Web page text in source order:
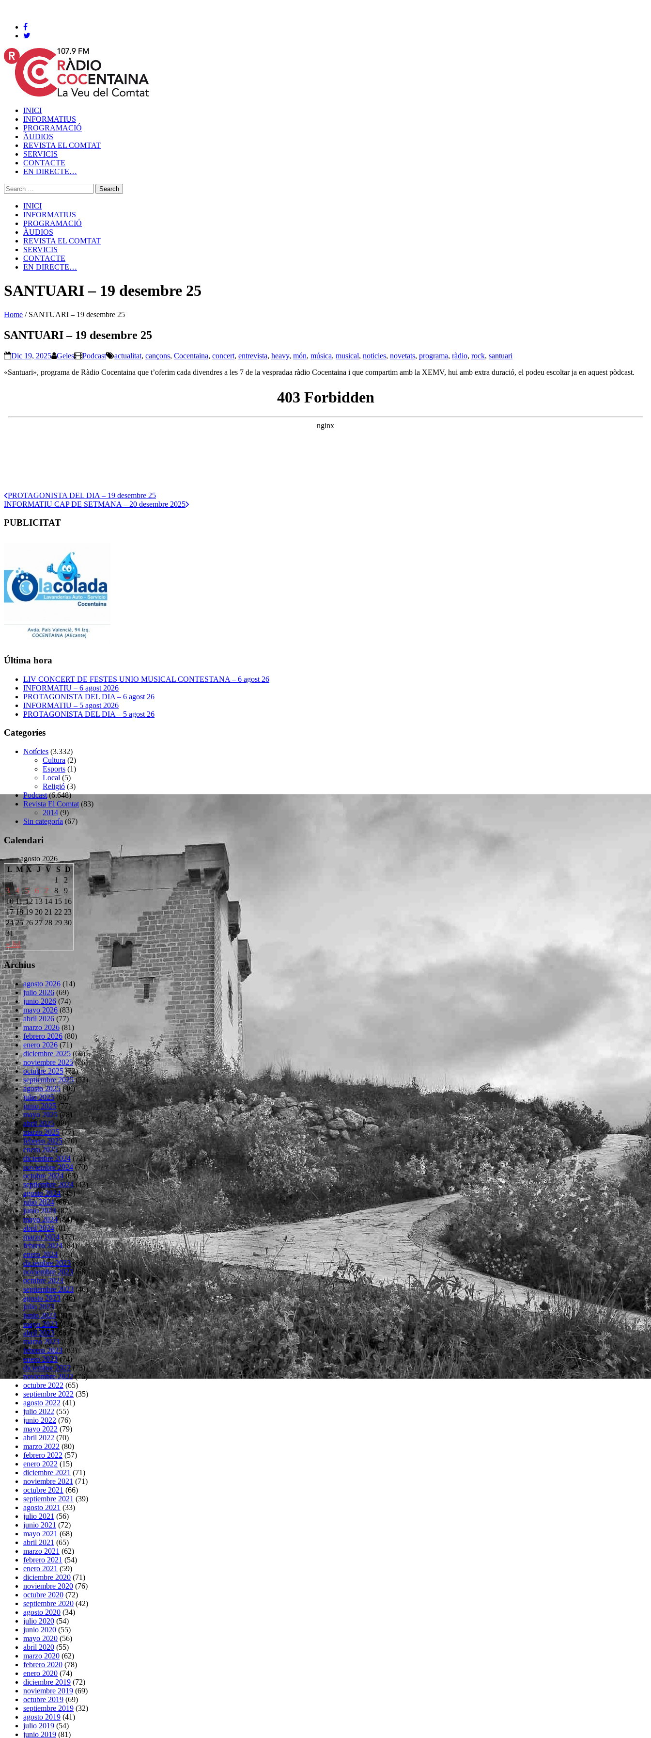
INICI
INFORMATIUS
PROGRAMACIÓ
ÀUDIOS
REVISTA EL COMTAT
SERVICIS
CONTACTE
EN DIRECTE…
INICI
INFORMATIUS
PROGRAMACIÓ
ÀUDIOS
REVISTA EL COMTAT
SERVICIS
CONTACTE
EN DIRECTE…
SANTUARI – 19 desembre 25
Home / SANTUARI – 19 desembre 25
SANTUARI – 19 desembre 25
Dic 19, 2025 Geles Podcast actualitat, cançons, Cocentaina, concert, entrevista, heavy, món, música, musical, noticies, novetats, programa, ràdio, rock, santuari
«Santuari», programa de Ràdio Cocentaina que t’oferim cada divendres a les 7 de la vespradaa ràdio Cocentaina i que compartim amb la XEMV, hui amb extra duració, el podeu escoltar ja en aquest pòdcast.
PROTAGONISTA DEL DIA – 19 desembre 25
INFORMATIU CAP DE SETMANA – 20 desembre 2025
PUBLICITAT
Última hora
LIV CONCERT DE FESTES UNIO MUSICAL CONTESTANA – 6 agost 26
INFORMATIU – 6 agost 2026
PROTAGONISTA DEL DIA – 6 agost 26
INFORMATIU – 5 agost 2026
PROTAGONISTA DEL DIA – 5 agost 26
Categoríes
Notícies (3.332)
Cultura (2)
Esports (1)
Local (5)
Religió (3)
Podcast(6.648)
Revista El Comtat (83)
2014 (9)
Sin categoría (67)
Calendari
agosto 2026
L M X J V S D
« Jul
1
2
3
4 5 6 7 8
9
10 11 12 13 14 15 16
17 18 19 20 21 22 23
24 25 26 27 28 29 30
31
Archius
agosto 2026 (14)
julio 2026 (69)
junio 2026 (74)
mayo 2026 (83)
abril 2026 (77)
marzo 2026 (81)
febrero 2026 (80)
enero 2026 (71)
diciembre 2025 (66)
noviembre 2025(76)
octubre 2025(72)
septiembre 2025(53)
agosto 2025(40)
julio 2025(66)
junio 2025(77)
mayo 2025 (78)
abril 2025(69)
marzo 2025(77)
febrero 2025(70)
enero 2025(71)
diciembre 2024(72)
noviembre 2024(70)
octubre 2024(63)
septiembre 2024(43)
agosto 2024(45)
julio 2024(66)
junio 2024(82)
mayo 2024(84)
abril 2024(81)
marzo 2024(77)
febrero 2024(84)
enero 2024(75)
diciembre 2023(66)
noviembre 2023(68)
octubre 2023(64)
septiembre 2023(46)
agosto 2023(46)
julio 2023(75)
junio 2023(81)
mayo 2023(83)
abril 2023(66)
marzo 2023(62)
febrero 2023(63)
enero 2023(74)
diciembre 2022(73)
noviembre 2022(76)
octubre 2022 (65)
septiembre 2022 (35)
agosto 2022 (41)
julio 2022 (55)
junio 2022 (76)
mayo 2022 (79)
abril 2022 (70)
marzo 2022 (80)
febrero 2022 (57)
enero 2022 (15)
diciembre 2021 (71)
noviembre 2021 (71)
octubre 2021 (66)
septiembre 2021 (39)
agosto 2021 (33)
julio 2021 (56)
junio 2021 (72)
mayo 2021 (68)
abril 2021 (65)
marzo 2021 (62)
febrero 2021 (54)
enero 2021 (59)
diciembre 2020 (71)
noviembre 2020 (76)
octubre 2020 (72)
septiembre 2020 (42)
agosto 2020 (34)
julio 2020 (54)
junio 2020 (55)
mayo 2020 (56)
abril 2020 (55)
marzo 2020 (62)
febrero 2020 (78)
enero 2020 (74)
diciembre 2019 (72)
noviembre 2019 (69)
octubre 2019 (69)
septiembre 2019 (32)
agosto 2019 (41)
julio 2019 (54)
junio 2019 (81)